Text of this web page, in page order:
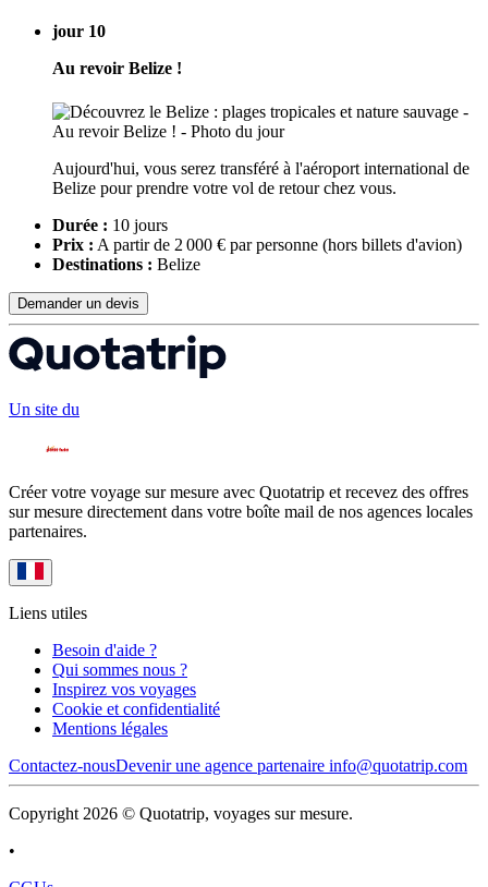
jour 10
Au revoir Belize !
Aujourd'hui, vous serez transféré à l'aéroport international de
Belize pour prendre votre vol de retour chez vous.
Durée : 10 jours
Prix : A partir de 2 000 € par personne (hors billets d'avion)
Destinations : Belize
Demander un devis
Un site du
Créer votre voyage sur mesure avec Quotatrip et recevez des offres
sur mesure directement dans votre boîte mail de nos agences locales
partenaires.
Liens utiles
Besoin d'aide ?
Qui sommes nous ?
Inspirez vos voyages
Cookie et confidentialité
Mentions légales
Contactez-nousDevenir une agence partenaire info@quotatrip.com
Copyright 2026 © Quotatrip, voyages sur mesure.
•